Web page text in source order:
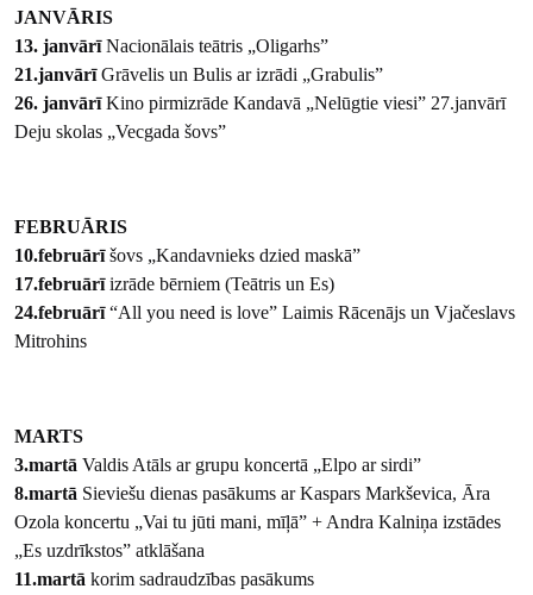
JANVĀRIS
13. janvārīNacionālais teātris „Oligarhs”
21.janvārīGrāvelis un Bulis ar izrādi „Grabulis”
26. janvārīKino pirmizrāde Kandavā „Nelūgtie viesi” 27.janvārī
Deju skolas „Vecgada šovs”
FEBRUĀRIS
10.februārīšovs „Kandavnieks dzied maskā”
17.februārīizrāde bērniem (Teātris un Es)
24.februārī“All you need is love” Laimis Rācenājs un Vjačeslavs
Mitrohins
MARTS
3.martā Valdis Atāls ar grupu koncertā „Elpo ar sirdi”
8.martā Sieviešu dienas pasākums ar Kaspars Markševica, Āra
Ozola koncertu „Vai tu jūti mani, mīļā” + Andra Kalniņa izstādes
„Es uzdrīkstos” atklāšana
11.martā korim sadraudzības pasākums